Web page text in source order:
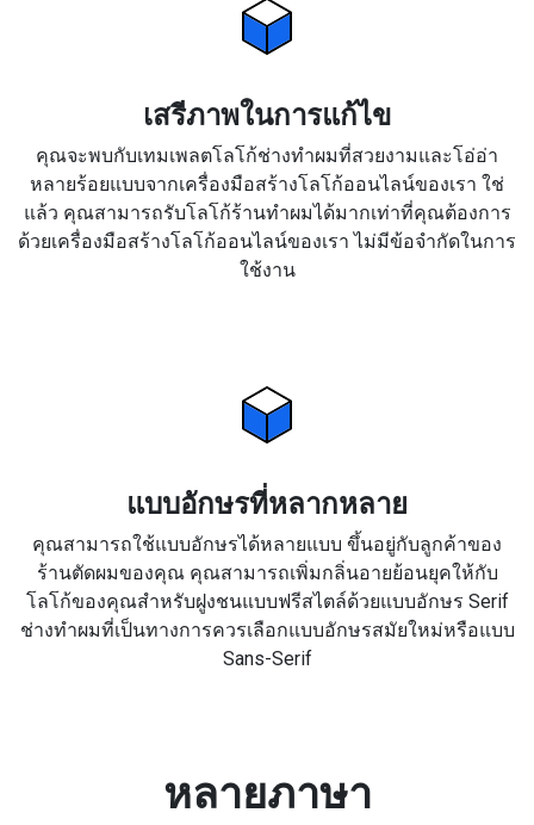
เสรีภาพในการแก้ไข
คุณจะพบกับเทมเพลตโลโก้ช่างทำผมที่สวยงามและโอ่อ่า
หลายร้อยแบบจากเครื่องมือสร้างโลโก้ออนไลน์ของเรา ใช่
แล้ว คุณสามารถรับโลโก้ร้านทำผมได้มากเท่าที่คุณต้องการ
ด้วยเครื่องมือสร้างโลโก้ออนไลน์ของเรา ไม่มีข้อจำกัดในการ
ใช้งาน
แบบอักษรที่หลากหลาย
คุณสามารถใช้แบบอักษรได้หลายแบบ ขึ้นอยู่กับลูกค้าของ
ร้านตัดผมของคุณ คุณสามารถเพิ่มกลิ่นอายย้อนยุคให้กับ
โลโก้ของคุณสำหรับฝูงชนแบบฟรีสไตล์ด้วยแบบอักษร Serif
ช่างทำผมที่เป็นทางการควรเลือกแบบอักษรสมัยใหม่หรือแบบ
Sans-Serif
หลายภาษา